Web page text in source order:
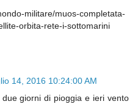
militare/muos-completata-
orbita-rete-i-sottomarini
14, 2016 10:24:00 AM
giorni di pioggia e ieri vento